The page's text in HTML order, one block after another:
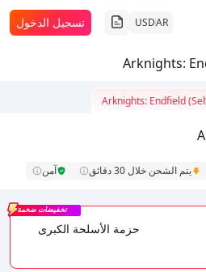
AR
USD تسجيل الدخول
Arknights:
Arknights: Endfield
يتم الشحن خلال 30 دقائق آمن
حزمة الأسلحة الكبرى
تخفيضات ضخمة